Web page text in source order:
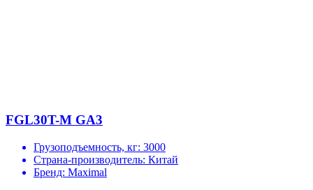
FGL30T-M GA3
Грузоподъемность, кг: 3000
Страна-производитель: Китай
Бренд: Maximal